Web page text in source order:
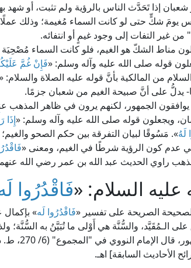
شعبان إذا تَحَدَّث الناس بالرؤية ولم تثبت، أو
يومَ شكٍّ حتى لو كانت السماء مُغيمة؛ وذلك
غير التفات إلى وجود غيمٍ أو انتفائه.
مناط الشكّ هو الغيم، فلو كانت السماء
قوله صلى الله عليه وآله وسلم: «فَإِنْ غُمَّ
من المالكية بأنَّ قوله عليه الصلاة والسلام:
يدلُّ على أنَّ صبيحة الغيم من شعبان جزمًا.
يوافقون الجمهور، لكنهم يرون في ظاهر
ويجعلون قوله صلى الله عليه وآله وسلم: «إِذَا
لَهُ». مَسُوقًا لبيان التفرقة بين حكم الصحو
عدم كون الرؤية شرطًا في الغيم، ومعنى «
راوي الحديث عبد الله بن عمر رضي الله
السلام: «فَاقْدُرُوا
الصريحة على تفسير «فَاقْدُرُوا لَه» بإكمال
الـمُقَيَّد، والسُّنَّة هي أَوْلى ما تُبَيَّنُ به السُّنَّة؛
والمالكية
الأحاديث السابقة] اهـ.